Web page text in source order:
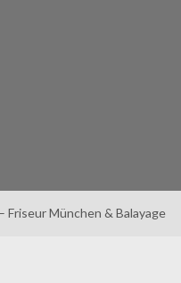
Friseur München & Balayage